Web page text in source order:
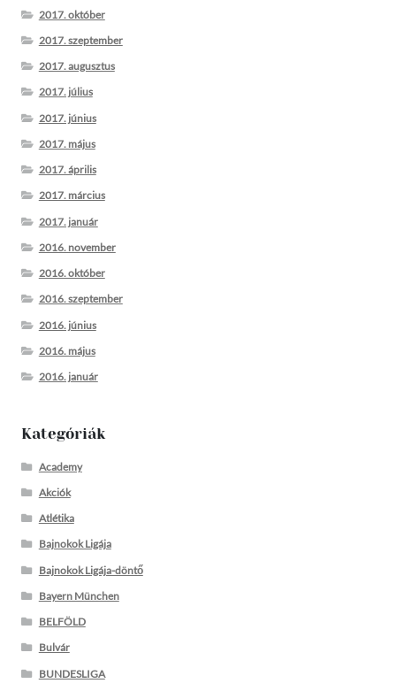
2017. október
2017. szeptember
2017. augusztus
2017. július
2017. június
2017. május
2017. április
2017. március
2017. január
2016. november
2016. október
2016. szeptember
2016. június
2016. május
2016. január
Kategóriák
Academy
Akciók
Atlétika
Bajnokok Ligája
Bajnokok Ligája-döntő
Bayern München
BELFÖLD
Bulvár
BUNDESLIGA